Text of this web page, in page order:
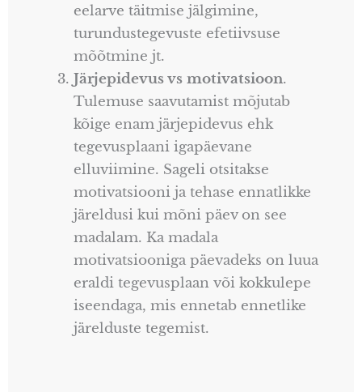
eelarve täitmise jälgimine,
turundustegevuste efetiivsuse
mõõtmine jt.
Järjepidevus vs motivatsioon.
Tulemuse saavutamist mõjutab
kõige enam järjepidevus ehk
tegevusplaani igapäevane
elluviimine. Sageli otsitakse
motivatsiooni ja tehase ennatlikke
järeldusi kui mõni päev on see
madalam. Ka madala
motivatsiooniga päevadeks on luua
eraldi tegevusplaan või kokkulepe
iseendaga, mis ennetab ennetlike
järelduste tegemist.